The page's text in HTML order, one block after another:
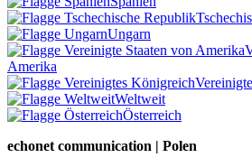
Ungarn
Amerika
Weltweit
Österreich
echonet communication | Polen